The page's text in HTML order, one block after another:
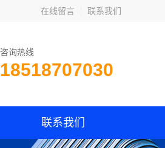
在线留言 联系我们
咨询热线
18518707030
联系我们